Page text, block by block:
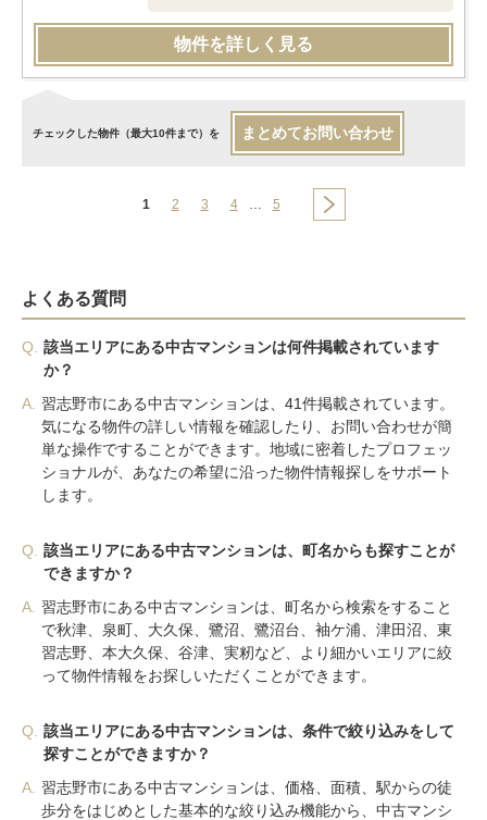
物件を詳しく見る
チェックした物件（最大10件まで）を まとめてお問い合わせ
1 2 3 4 … 5
よくある質問
Q.
該当エリアにある中古マンションは何件掲載されています
か？
A.
習志野市にある中古マンションは、41件掲載されています。
気になる物件の詳しい情報を確認したり、お問い合わせが簡
単な操作ですることができます。地域に密着したプロフェッ
ショナルが、あなたの希望に沿った物件情報探しをサポート
します。
Q.
該当エリアにある中古マンションは、町名からも探すことが
できますか？
A.
習志野市にある中古マンションは、町名から検索をすること
で秋津、泉町、大久保、鷺沼、鷺沼台、袖ケ浦、津田沼、東
習志野、本大久保、谷津、実籾など、より細かいエリアに絞
って物件情報をお探しいただくことができます。
Q.
該当エリアにある中古マンションは、条件で絞り込みをして
探すことができますか？
A.
習志野市にある中古マンションは、価格、面積、駅からの徒
歩分をはじめとした基本的な絞り込み機能から、中古マンシ